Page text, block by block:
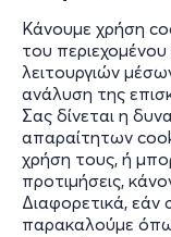
Κάνουμε χρήση
του
λειτουργιών
ανάλυση της
Σας δίνεται η
απαραίτητων
χρήση τους, ή
προτιμήσεις,
Διαφορετικά,
παρακαλούμε
Maria